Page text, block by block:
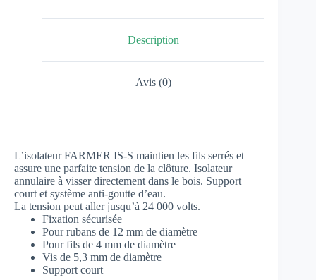
Description
Avis (0)
L’isolateur FARMER IS-S maintien les fils serrés et
assure une parfaite tension de la clôture. Isolateur
annulaire à visser directement dans le bois. Support
court et système anti-goutte d’eau.
La tension peut aller jusqu’à 24 000 volts.
Fixation sécurisée
Pour rubans de 12 mm de diamètre
Pour fils de 4 mm de diamètre
Vis de 5,3 mm de diamètre
Support court